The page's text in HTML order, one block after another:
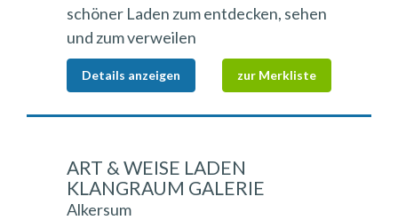
schöner Laden zum entdecken, sehen
und zum verweilen
Details anzeigen zur Merkliste
ART & WEISE LADEN
KLANGRAUM GALERIE
Alkersum